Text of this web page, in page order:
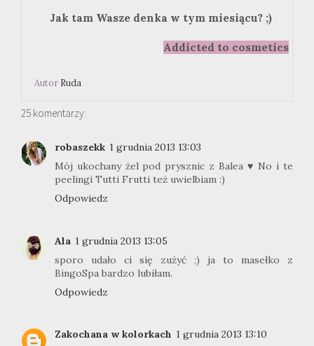
Jak tam Wasze denka w tym miesiącu? ;)
Addicted to cosmetics
Autor Ruda
25 komentarzy:
robaszekk 1 grudnia 2013 13:03
Mój ukochany żel pod prysznic z Balea ♥ No i te
peelingi Tutti Frutti też uwielbiam :)
Odpowiedz
Ala 1 grudnia 2013 13:05
sporo udało ci się zużyć ;) ja to masełko z
BingoSpa bardzo lubiłam.
Odpowiedz
Zakochana w kolorkach 1 grudnia 2013 13:10